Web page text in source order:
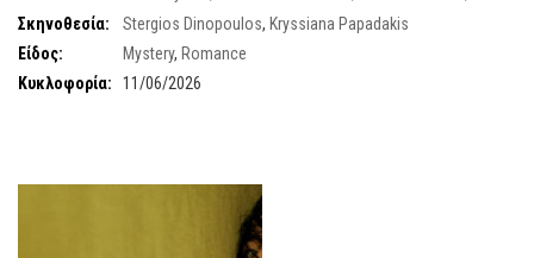
Lefteris Tsatsis
Σκηνοθεσία: Stergios Dinopoulos, Kryssiana Papadakis
Είδος:
Mystery, Romance
Κυκλοφορία:
11/06/2026